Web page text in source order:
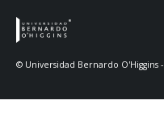
© Universidad Bernardo O'Higgins